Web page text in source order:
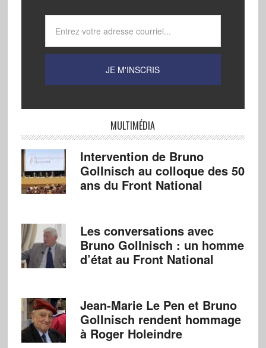
MULTIMÉDIA
Intervention de Bruno
Gollnisch au colloque des 50
ans du Front National
Les conversations avec
Bruno Gollnisch : un homme
d’état au Front National
Jean-Marie Le Pen et Bruno
Gollnisch rendent hommage
à Roger Holeindre